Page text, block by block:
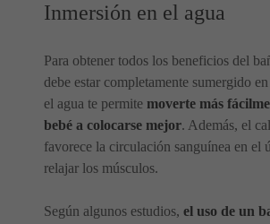
Inmersión en el agua
Para obtener todos los beneficios del
debe estar completamente sumergido
el agua te permite moverte más
bebé a colocarse mejor. Además, el
favorece la circulación sanguínea en el
relajar los músculos.
Según algunos estudios, el uso de un